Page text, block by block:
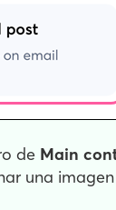
de Main
una